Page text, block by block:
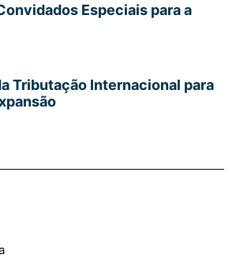
Especiais para a
Tributação Internacional para